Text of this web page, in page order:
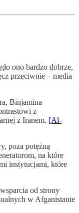
ono bardzo dobrze,
przeciwnie – media
Binjamina
z
z Iranem. [Al-
poza potężną
na które
instytucjami, które
od strony
w Afganistanie